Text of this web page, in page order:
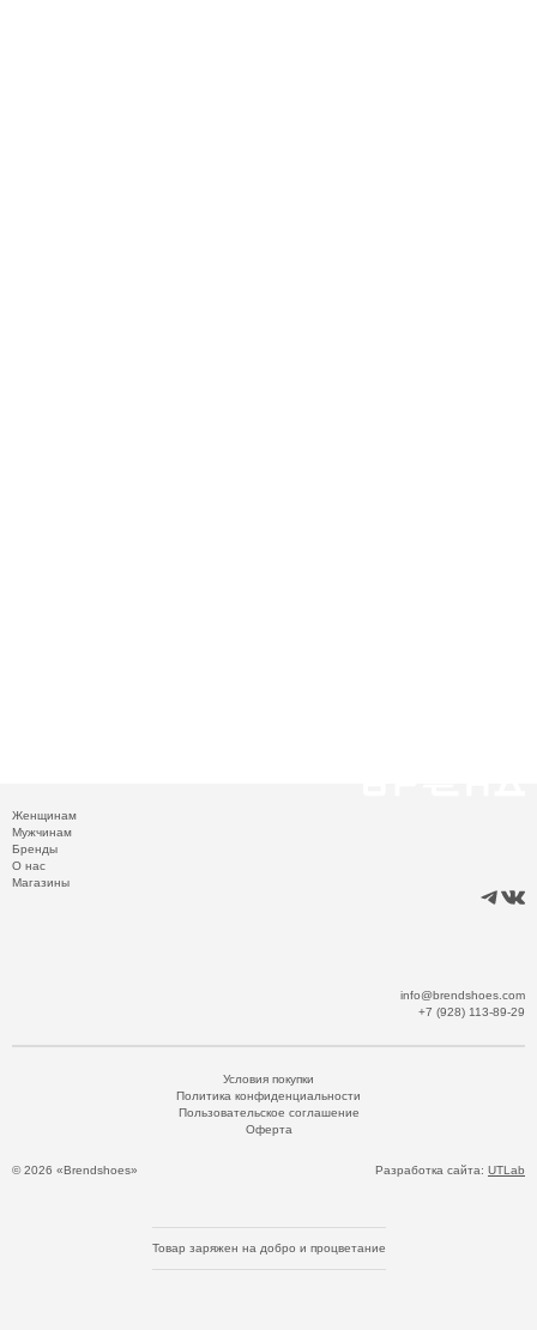
Женщинам
Мужчинам
Бренды
О нас
Магазины
info@brendshoes.com
+7 (928) 113-89-29
© 2026 «Brendshoes»
Условия покупки
Политика конфиденциальности
Пользовательское соглашение
Оферта
Разработка сайта: UTLab
Товар заряжен на добро и процветание